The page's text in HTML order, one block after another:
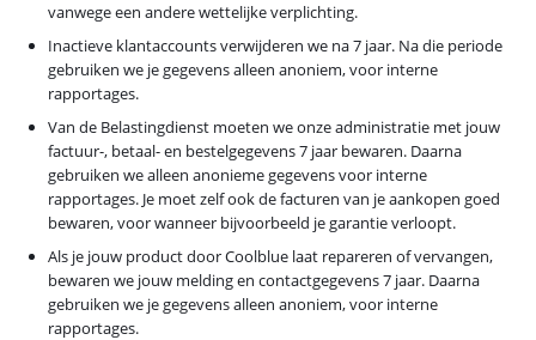
vanwege een andere wettelijke verplichting.
Inactieve klantaccounts verwijderen we na 7 jaar. Na die periode
gebruiken we je gegevens alleen anoniem, voor interne
rapportages.
Van de Belastingdienst moeten we onze administratie met jouw
factuur-, betaal- en bestelgegevens 7 jaar bewaren. Daarna
gebruiken we alleen anonieme gegevens voor interne
rapportages. Je moet zelf ook de facturen van je aankopen goed
bewaren, voor wanneer bijvoorbeeld je garantie verloopt.
Als je jouw product door Coolblue laat repareren of vervangen,
bewaren we jouw melding en contactgegevens 7 jaar. Daarna
gebruiken we je gegevens alleen anoniem, voor interne
rapportages.